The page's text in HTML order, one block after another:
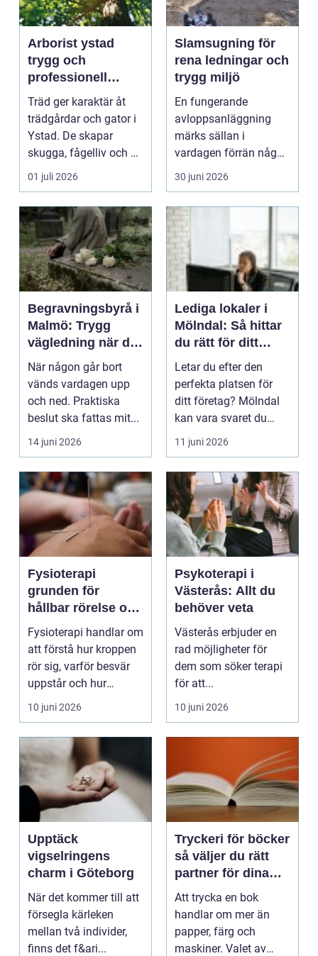
Arborist ystad
trygg och
professionell
trädvård i
kustklimat
Träd ger karaktär åt
trädgårdar och gator i
Ystad. De skapar
skugga, fågelliv och en
lugn känsla i v...
01 juli 2026
Slamsugning för
rena ledningar och
trygg miljö
En fungerande
avloppsanläggning
märks sällan i
vardagen förrän något
går fel. Då kan
problem som öv...
30 juni 2026
Begravningsbyrå i
Malmö: Trygg
vägledning när du
anordnar en
begravning i
Malmö
När någon går bort
vänds vardagen upp
och ned. Praktiska
beslut ska fattas mit...
14 juni 2026
Lediga lokaler i
Mölndal: Så hittar
du rätt för ditt
företag
Letar du efter den
perfekta platsen för
ditt företag? Mölndal
kan vara svaret du
s&ou...
11 juni 2026
Fysioterapi
grunden för
hållbar rörelse och
rehabilitering
Fysioterapi handlar om
att förstå hur kroppen
rör sig, varför besvär
uppstår och hur
funktionen kan ...
10 juni 2026
Psykoterapi i
Västerås: Allt du
behöver veta
Västerås erbjuder en
rad möjligheter för
dem som söker terapi
för att...
10 juni 2026
Upptäck
vigselringens
charm i Göteborg
När det kommer till att
försegla kärleken
mellan två individer,
finns det f&ari...
Tryckeri för böcker
så väljer du rätt
partner för dina
tryckta titlar
Att trycka en bok
handlar om mer än
papper, färg och
maskiner. Valet av